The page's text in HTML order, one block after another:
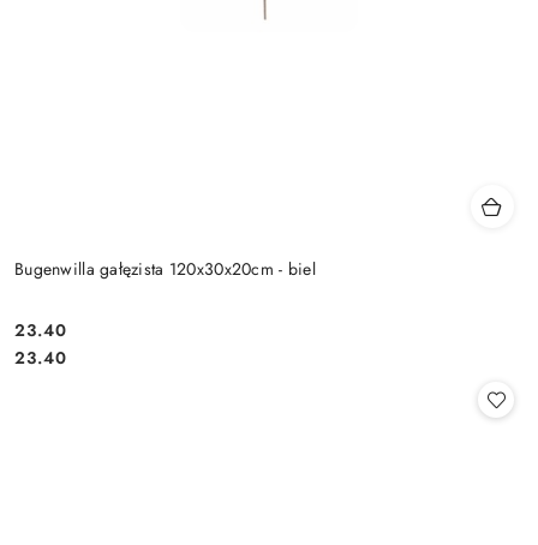
Bugenwilla gałęzista 120x30x20cm - biel
Cena:
23.40
Cena:
23.40